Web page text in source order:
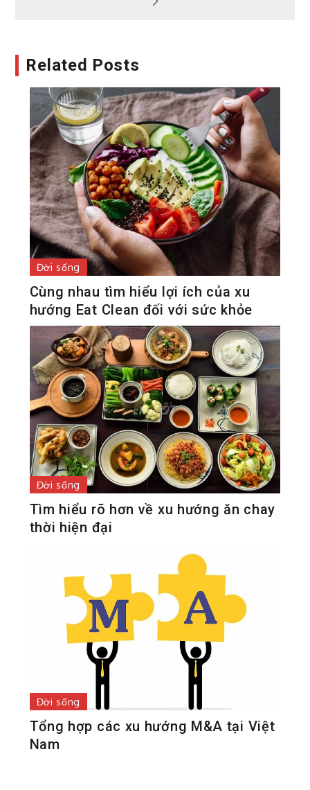
viết
Related Posts
Đời sống
Cùng nhau tìm hiểu lợi ích của xu
hướng Eat Clean đối với sức khỏe
Đời sống
Tìm hiểu rõ hơn về xu hướng ăn chay
thời hiện đại
Đời sống
Tổng hợp các xu hướng M&A tại Việt
Nam